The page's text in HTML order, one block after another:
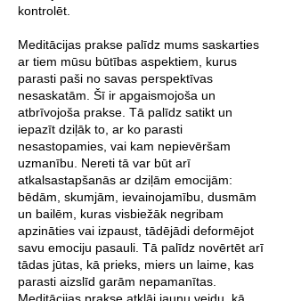
kontrolēt.
Meditācijas prakse palīdz mums saskarties
ar tiem mūsu būtības aspektiem, kurus
parasti paši no savas perspektīvas
nesaskatām. Šī ir apgaismojoša un
atbrīvojoša prakse. Tā palīdz satikt un
iepazīt dziļāk to, ar ko parasti
nesastopamies, vai kam nepievēršam
uzmanību. Nereti tā var būt arī
atkalsastapšanās ar dziļām emocijām:
bēdām, skumjām, ievainojamību, dusmām
un bailēm, kuras visbiežāk negribam
apzināties vai izpaust, tādējādi deformējot
savu emociju pasauli. Tā palīdz novērtēt arī
tādas jūtas, kā prieks, miers un laime, kas
parasti aizslīd garām nepamanītas.